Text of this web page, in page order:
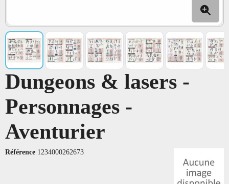
Dungeons & lasers -
Personnages -
Aventurier
Référence 1234000262673